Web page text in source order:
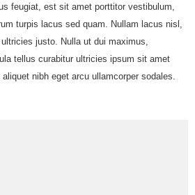
feugiat, est sit amet porttitor vestibulum,
turpis lacus sed quam. Nullam lacus nisl,
justo. Nulla ut dui maximus,
tellus curabitur ultricies ipsum sit amet
nibh eget arcu ullamcorper sodales.